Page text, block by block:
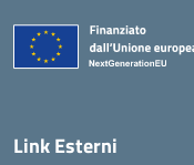
Link Esterni